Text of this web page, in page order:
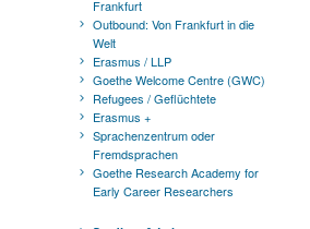
Frankfurt
Outbound: Von Frankfurt in die
Welt
Erasmus / LLP
Goethe Welcome Centre (GWC)
Refugees / Geflüchtete
Erasmus +
Sprachenzentrum oder
Fremdsprachen
Goethe Research Academy for
Early Career Researchers